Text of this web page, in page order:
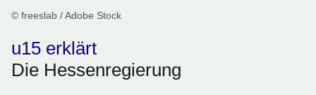
© freeslab / Adobe Stock
u15 erklärt
Die Hessenregierung